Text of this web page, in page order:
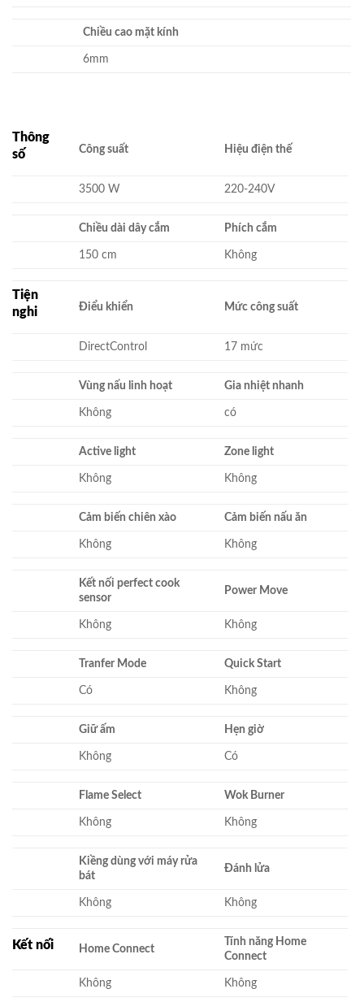
Chiều cao mặt kính
6mm
Thông
số
Công suất Hiệu điện thế
3500 W 220-240V
Chiều dài dây cắm Phích cắm
150 cm Không
Tiện
nghi
Điểu khiển Mức công suất
DirectControl 17 mức
Vùng nấu linh hoạt Gia nhiệt nhanh
Không có
Active light Zone light
Không Không
Cảm biến chiên xào Cảm biến nấu ăn
Không Không
Kết nối perfect cook
sensor
Power Move
Không Không
Tranfer Mode Quick Start
Có Không
Giữ ấm Hẹn giờ
Không Có
Flame Select Wok Burner
Không Không
Kiềng dùng với máy rửa
bát
Đánh lửa
Không Không
Kết nối Home Connect
Tính năng Home
Connect
Không Không